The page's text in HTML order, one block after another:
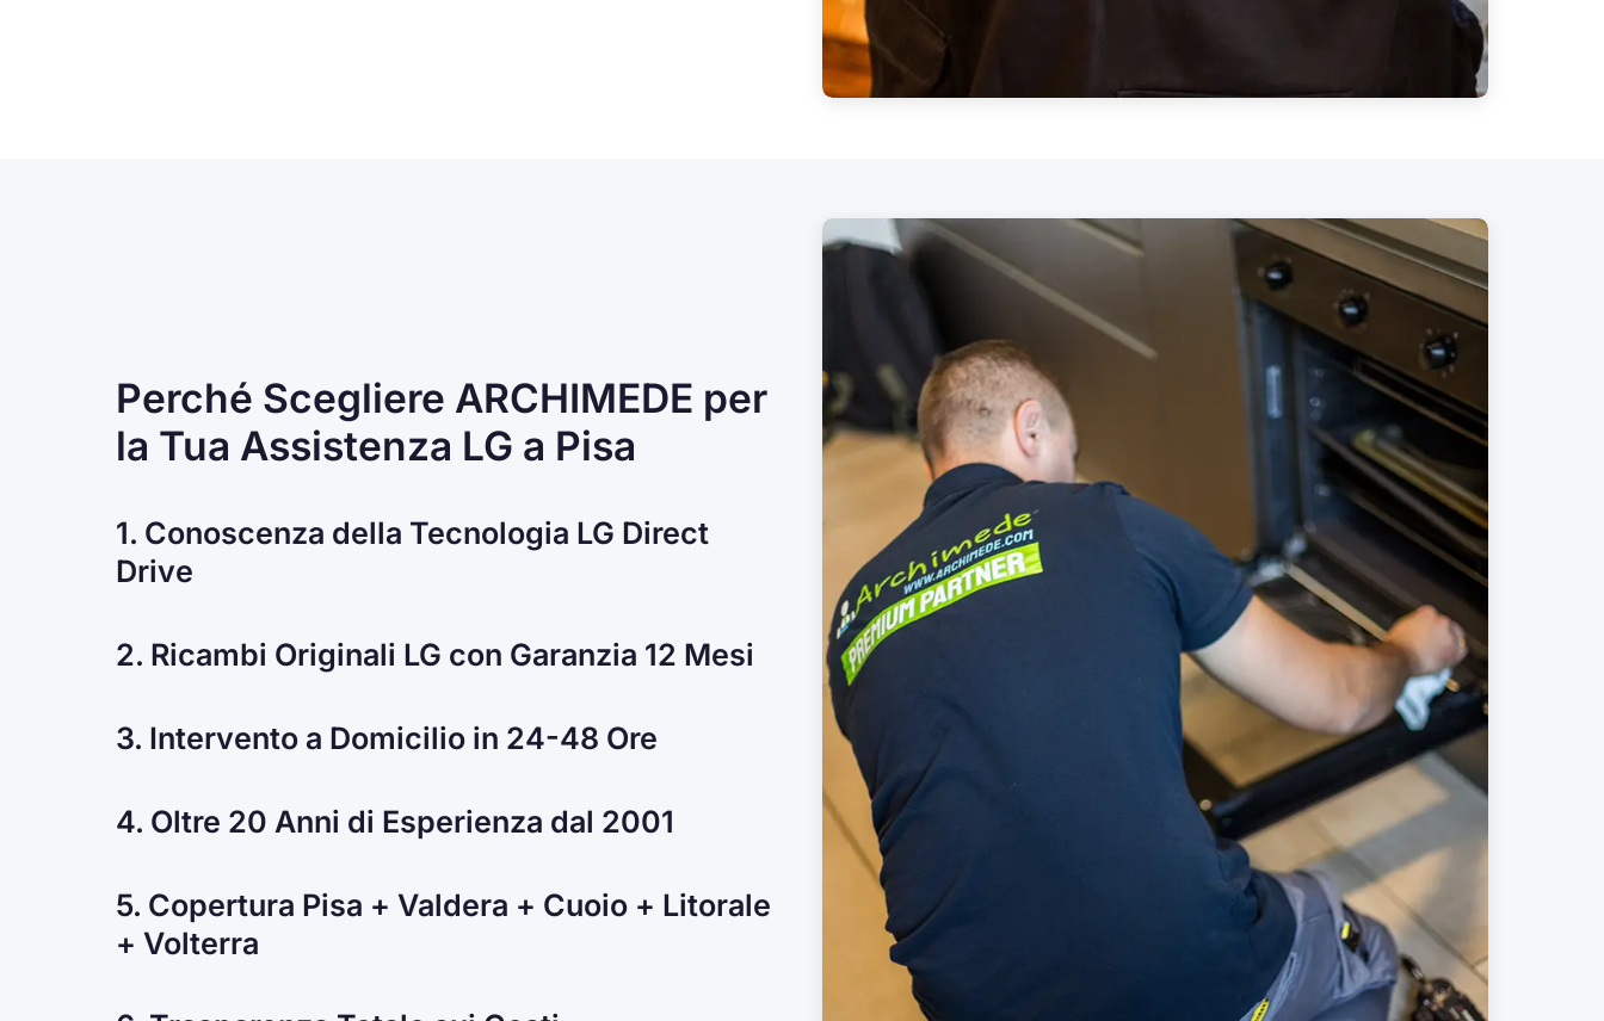
Perché Scegliere ARCHIMEDE per
la Tua Assistenza LG a Pisa
1. Conoscenza della Tecnologia LG Direct
Drive
2. Ricambi Originali LG con Garanzia 12 Mesi
3. Intervento a Domicilio in 24-48 Ore
4. Oltre 20 Anni di Esperienza dal 2001
5. Copertura Pisa + Valdera + Cuoio + Litorale
+ Volterra